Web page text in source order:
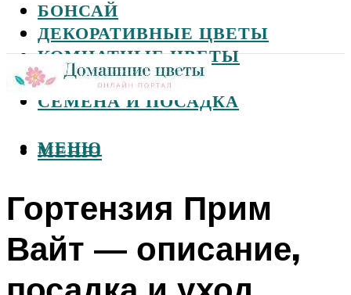
БОНСАЙ
ДЕКОРАТИВНЫЕ ЦВЕТЫ
КОМНАТНЫЕ ЦВЕТЫ
САДОВЫЕ ЦВЕТЫ
СЕМЕНА И ПОСАДКА
МЕНЮ
МЕНЮ
Гортензия Прим
Вайт — описание,